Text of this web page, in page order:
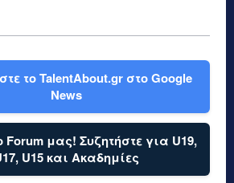
το TalentAbout.gr στο Google
News
Forum μας! Συζητήστε για U19,
U15 και Ακαδημίες